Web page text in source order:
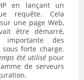
en lançant un
requête. Cela
une page Web,
être démarré,
importante des
forte charge.
été utilisé pour
de serveurs